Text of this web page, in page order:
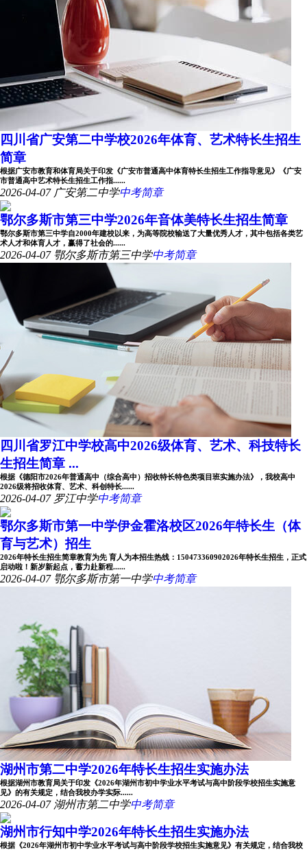
四川省广安第二中学校2026年体育、艺术特长生招生
简章
根据广安市教育和体育局关于印发《广安市普通高中体育特长生招生工作指导意见》《广安
市普通高中艺术特长生招生工作指......
2026-04-07 广安第二中学中考简章
鄂尔多斯市第三中学2026年音体美特长生招生简章
鄂尔多斯市第三中学自2000年建校以来，为高等院校输送了大量优秀人才，其中包括各类艺
术人才和体育人才，赢得了社会的......
2026-04-07 鄂尔多斯市第三中学中考简章
四川省罗江中学校高中2026级体育、艺术、科技特长
生招生简章 ...
根据《德阳市2026年普通高中（综合高中）招收特长特色类项目班实施办法》，我校高中
2026级将招收体育、艺术、科创特长......
2026-04-07 罗江中学中考简章
鄂尔多斯市第一中学伊金霍洛校区2026年特长生（体
育与艺术）招生
2026年特长生招生简章教育为先 育人为本招生热线：150473360902026年特长生招生，正式
启动啦！新岁新起点，蓄力赴新程......
2026-04-07 鄂尔多斯市第一中学中考简章
湖州市第二中学2026年特长生招生实施办法
根据湖州市教育局关于印发《2026年湖州市初中学业水平考试与高中阶段学校招生实施意
见》的有关规定，结合我校办学实际......
2026-04-07 湖州市第二中学中考简章
湖州市行知中学2026年特长生招生实施办法
根据《2026年湖州市初中学业水平考试与高中阶段学校招生实施意见》有关规定，结合我校